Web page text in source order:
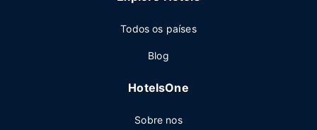
Todos os países
Blog
HotelsOne
Sobre nos